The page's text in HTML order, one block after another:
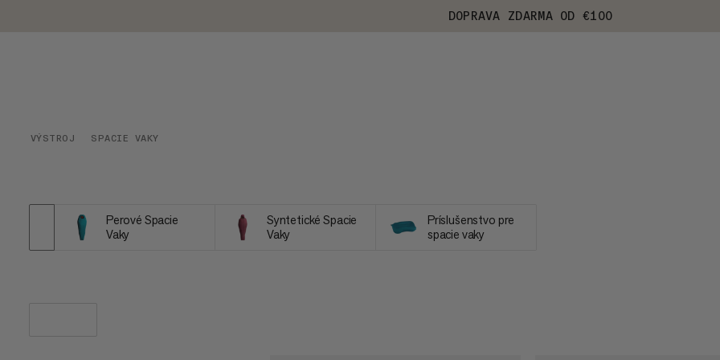
DOPRAVA ZDARMA OD €100
VÝSTROJ SPACIE VAKY
Perové Spacie
Vaky
Syntetické Spacie
Vaky
Príslušenstvo pre
spacie vaky